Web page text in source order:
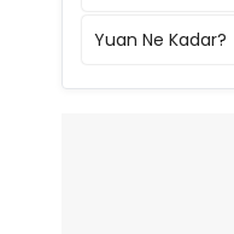
Yuan Ne Kadar?